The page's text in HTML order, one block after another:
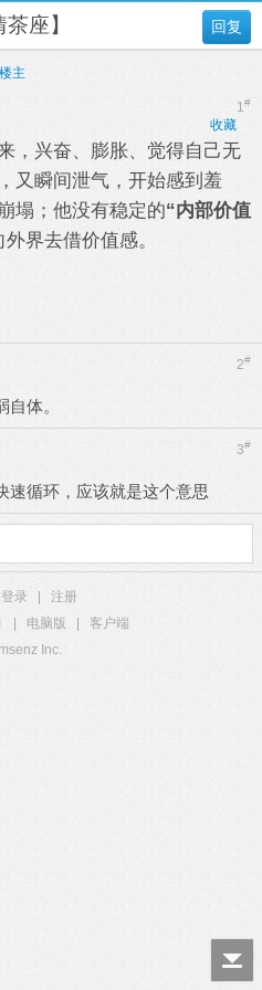
回复
茶座】
主
1#
收藏
，兴奋、膨胀、觉得自己无
又瞬间泄气，开始感到羞
塌；他没有稳定的“内部价值
界去借价值感。
2#
体。
3#
速循环，应该就是这个意思
登录
注册
电脑版
客户端
Inc.